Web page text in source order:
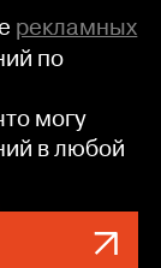
рекламных
по
могу
в любой